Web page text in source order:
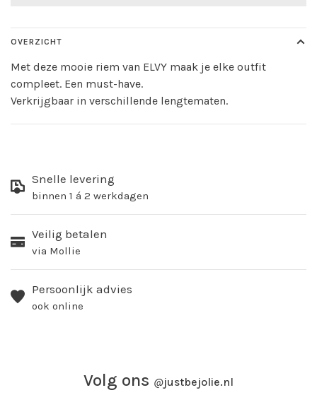
OVERZICHT
Met deze mooie riem van ELVY maak je elke outfit
compleet. Een must-have.
Verkrijgbaar in verschillende lengtematen.
Snelle levering
binnen 1 á 2 werkdagen
Veilig betalen
via Mollie
Persoonlijk advies
ook online
Volg ons @justbejolie.nl